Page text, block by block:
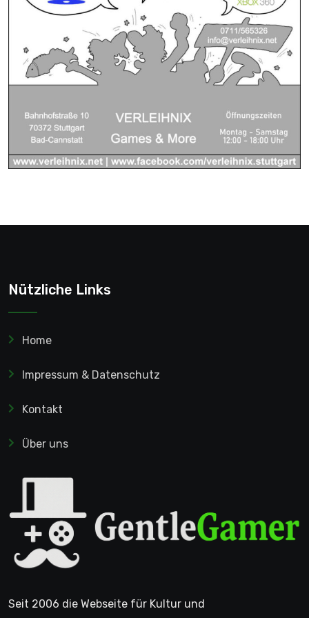
Nützliche Links
Home
Impressum & Datenschutz
Kontakt
Über uns
Seit 2006 die Webseite für Kultur und